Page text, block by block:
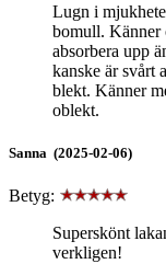
Lugn i
bomull. Känner
absorbera upp
kanske är svårt
blekt. Känner
oblekt.
Sanna (2025-02-06)
Betyg:
Superskönt
verkligen!